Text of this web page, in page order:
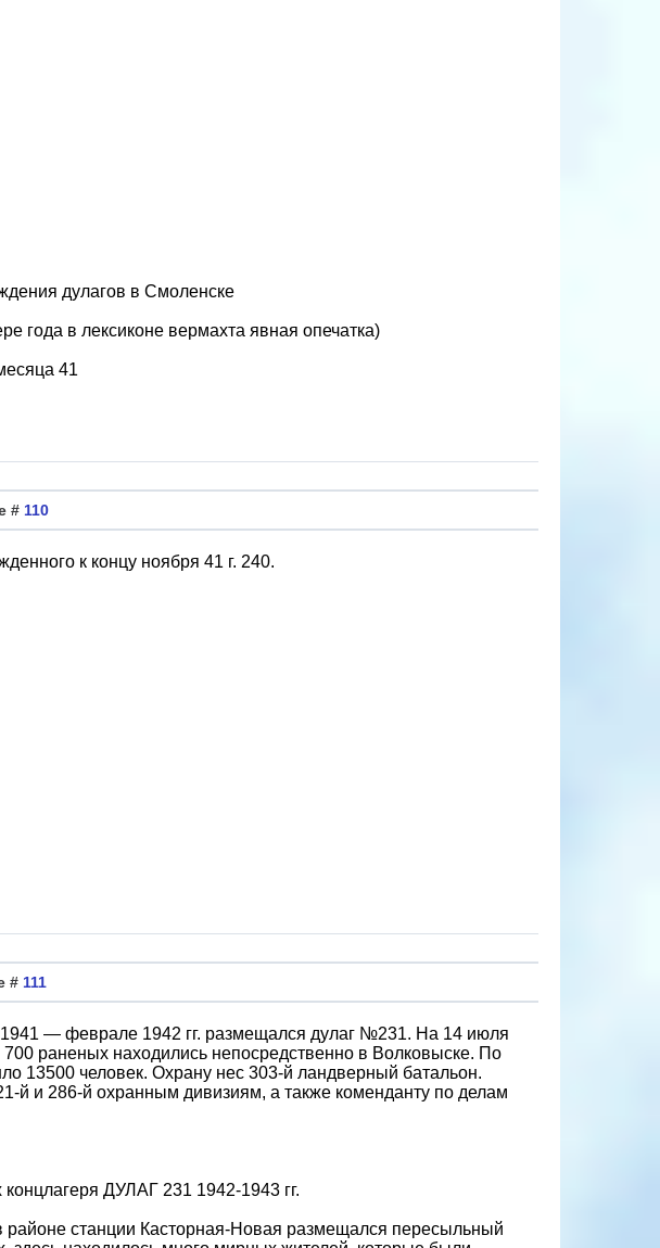
дулагов в Смоленске
года в лексиконе вермахта явная опечатка)
41
# 110
к концу ноября 41 г. 240.
# 111
— феврале 1942 гг. размещался дулаг №231. На 14 июля
раненых находились непосредственно в Волковыске. По
13500 человек. Охрану нес 303-й ландверный батальон.
й и 286-й охранным дивизиям, а также коменданту по делам
ДУЛАГ 231 1942-1943 гг.
станции Касторная-Новая размещался пересыльный